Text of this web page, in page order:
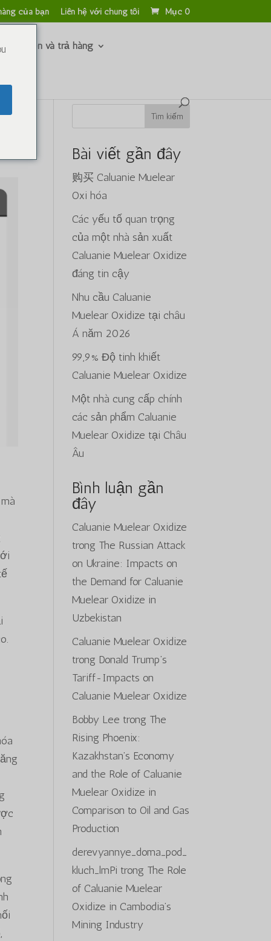
của bạn Liên hệ với chúng tôi Mục 0
hoàn tiền và trả hàng
Tìm kiếm
Bài viết gần đây
购买 Caluanie Muelear
Oxi hóa
Các yếu tố quan trọng
của một nhà sản xuất
Caluanie Muelear Oxidize
đáng tin cậy
Nhu cầu Caluanie
Muelear Oxidize tại châu
Á năm 2026
99,9% Độ tinh khiết
Caluanie Muelear Oxidize
Một nhà cung cấp chính
các sản phẩm Caluanie
Muelear Oxidize tại Châu
Âu
Bình luận gần
đây
Caluanie Muelear Oxidize
trong The Russian Attack
on Ukraine: Impacts on
the Demand for Caluanie
Muelear Oxidize in
Uzbekistan
Caluanie Muelear Oxidize
trong Donald Trump’s
Tariff-Impacts on
Caluanie Muelear Oxidize
Bobby Lee trong The
Rising Phoenix:
Kazakhstan’s Economy
and the Role of Caluanie
Muelear Oxidize in
Comparison to Oil and Gas
Production
derevyannye_doma_pod_
kluch_lmPi trong The Role
of Caluanie Muelear
Oxidize in Cambodia’s
Mining Industry